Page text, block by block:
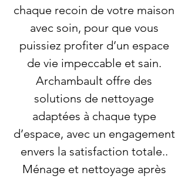
chaque recoin de votre maison
avec soin, pour que vous
puissiez profiter d’un espace
de vie impeccable et sain.
Archambault offre des
solutions de nettoyage
adaptées à chaque type
d’espace, avec un engagement
envers la satisfaction totale..
Ménage et nettoyage après